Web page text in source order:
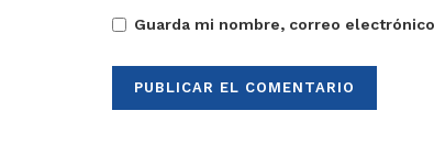
Guarda mi nombre, correo